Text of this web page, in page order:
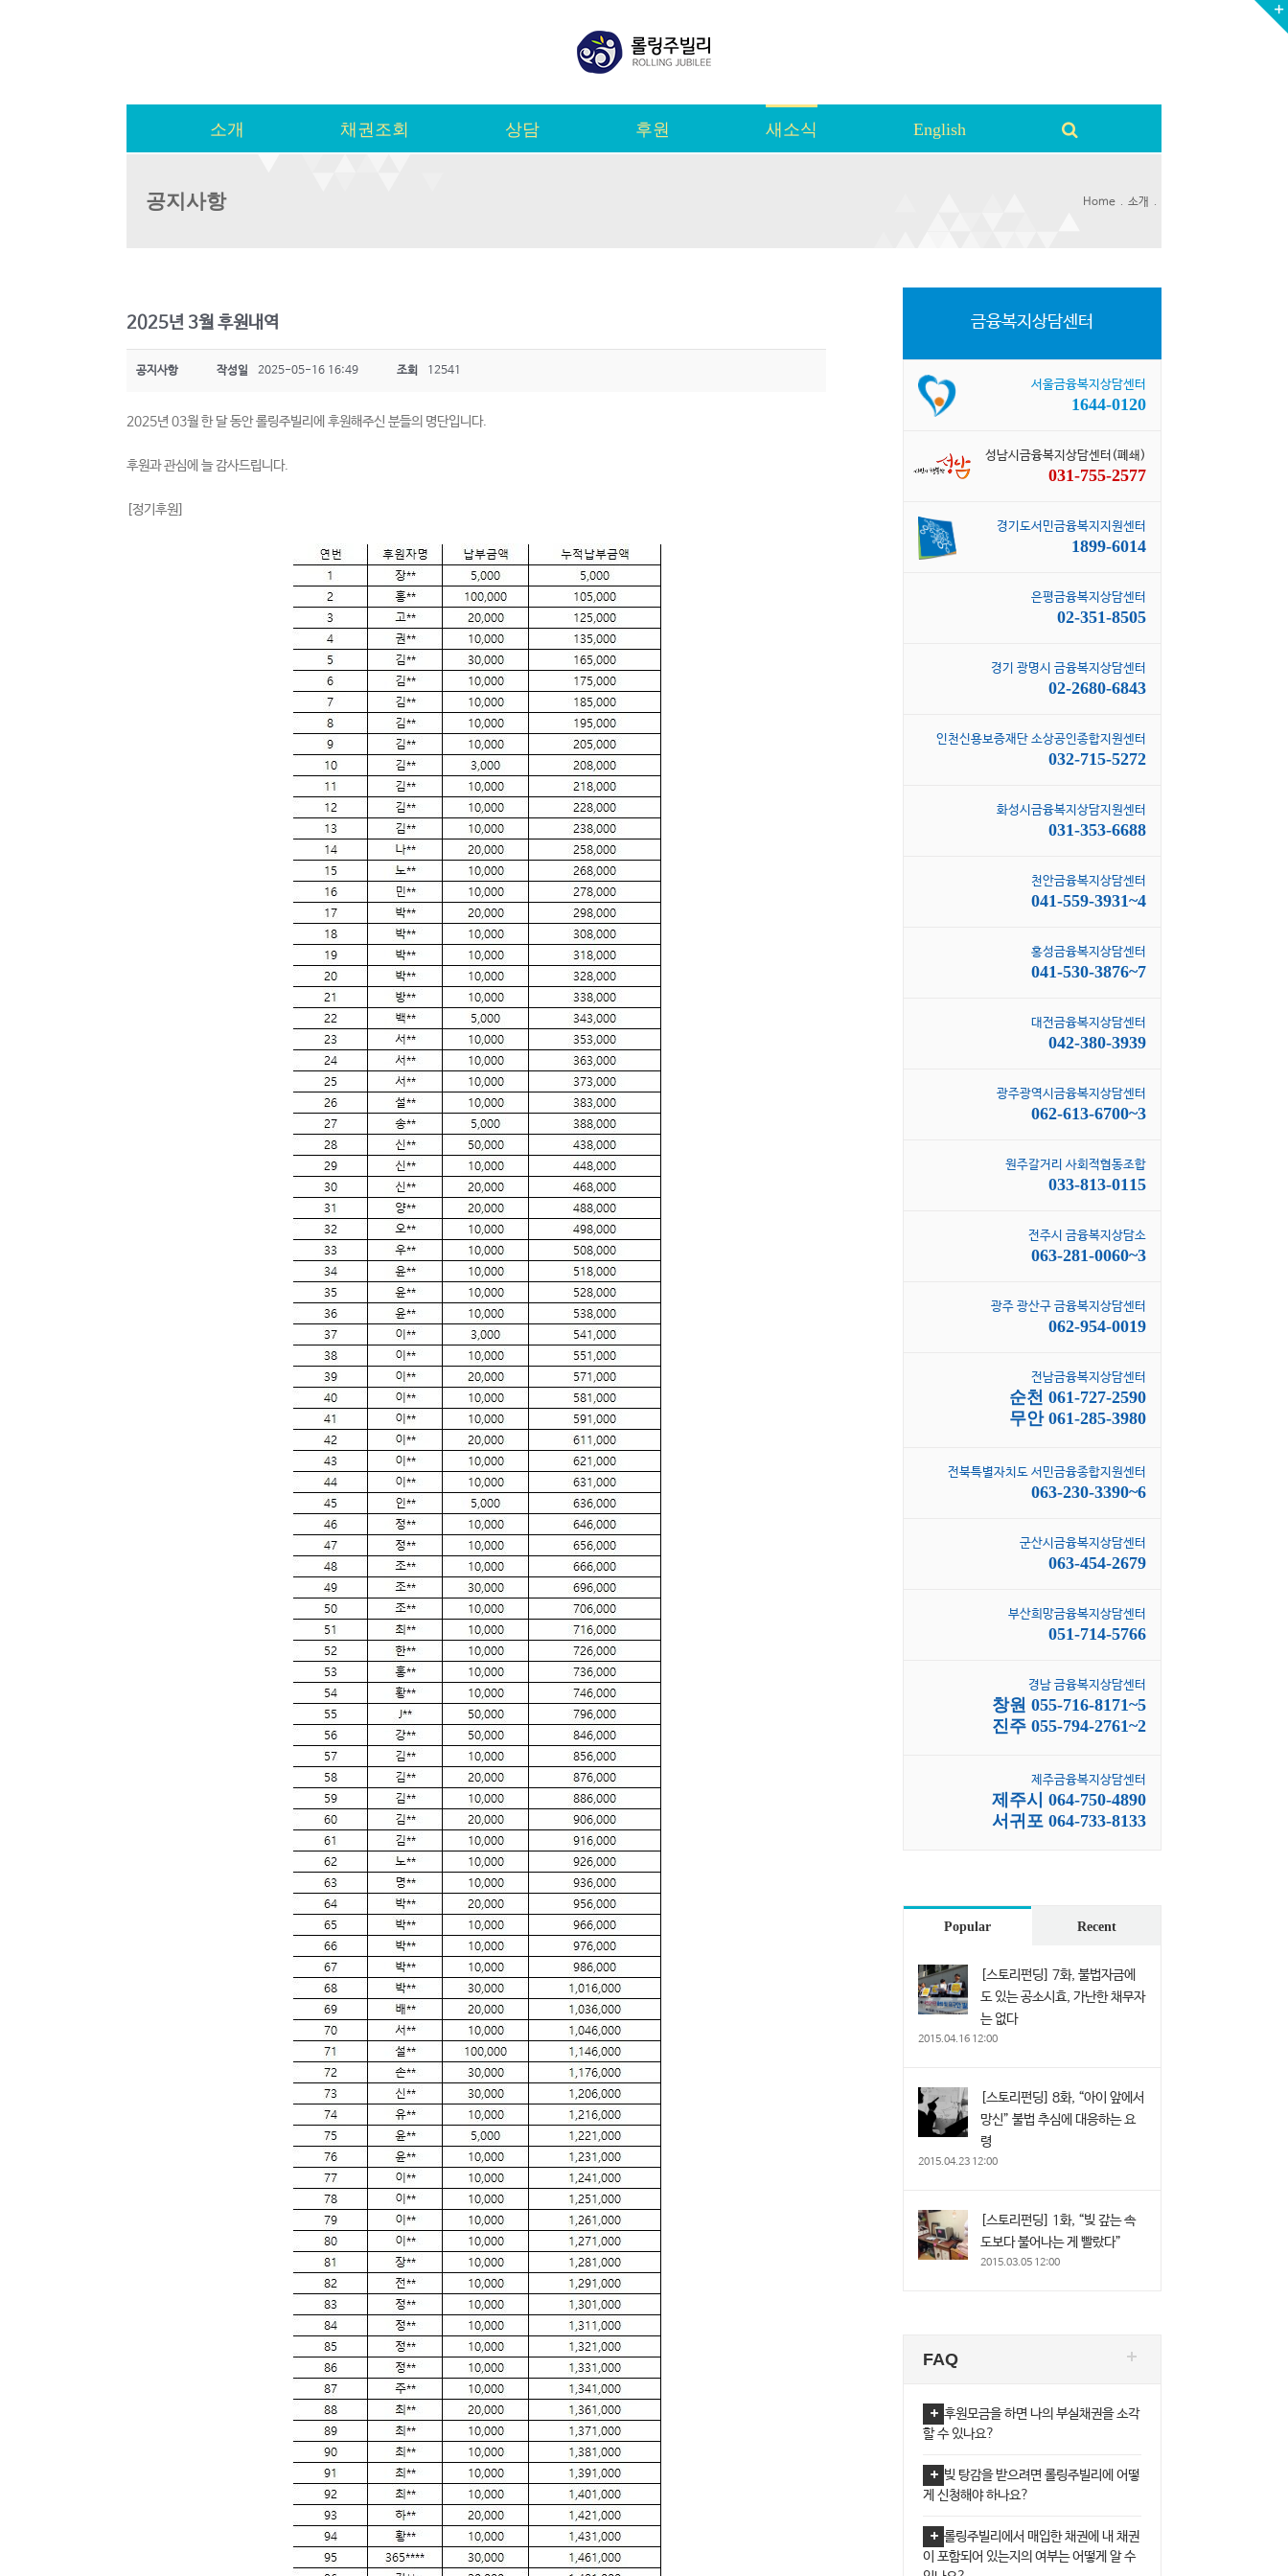
소개 채권조회 상담 후원 새소식 English
공지사항 Home 소개
2025년 3월 후원내역
공지사항 작성일 2025-05-16 16:49 조회 12541
2025년 03월 한 달 동안 롤링주빌리에 후원해주신 분들의 명단입니다.
후원과 관심에 늘 감사드립니다.
[정기후원]
금융복지상담센터
서울금융복지상담센터
1644-0120
성남시금융복지상담센터(폐쇄)
031-755-2577
경기도서민금융복지지원센터
1899-6014
은평금융복지상담센터
02-351-8505
경기 광명시 금융복지상담센터
02-2680-6843
인천신용보증재단 소상공인종합지원센터
032-715-5272
화성시금융복지상담지원센터
031-353-6688
천안금융복지상담센터
041-559-3931~4
홍성금융복지상담센터
041-530-3876~7
대전금융복지상담센터
042-380-3939
광주광역시금융복지상담센터
062-613-6700~3
원주갈거리 사회적협동조합
033-813-0115
전주시 금융복지상담소
063-281-0060~3
광주 광산구 금융복지상담센터
062-954-0019
전남금융복지상담센터
순천 061-727-2590
무안 061-285-3980
전북특별자치도 서민금융종합지원센터
063-230-3390~6
군산시금융복지상담센터
063-454-2679
부산희망금융복지상담센터
051-714-5766
경남 금융복지상담센터
창원 055-716-8171~5
진주 055-794-2761~2
제주금융복지상담센터
제주시 064-750-4890
서귀포 064-733-8133
Popular Recent
[스토리펀딩] 7화, 불법자금에
도 있는 공소시효, 가난한 채무자
는 없다
2015.04.16 12:00
[스토리펀딩] 8화, “아이 앞에서
망신” 불법 추심에 대응하는 요
령
2015.04.23 12:00
[스토리펀딩] 1화, “빚 갚는 속
도보다 불어나는 게 빨랐다”
2015.03.05 12:00
FAQ
후원모금을 하면 나의 부실채권을 소각
할 수 있나요?
빚 탕감을 받으려면 롤링주빌리에 어떻
게 신청해야 하나요?
롤링주빌리에서 매입한 채권에 내 채권
이 포함되어 있는지의 여부는 어떻게 알 수